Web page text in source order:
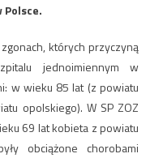
Polsce.
których przyczyną
jednoimiennym w
w wieku 85 lat (z powiatu
opolskiego). W SP ZOZ
69 lat kobieta z powiatu
obciążone chorobami